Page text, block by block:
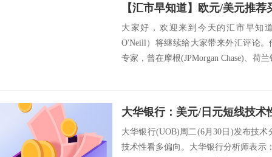
大家好，欢迎来到今天的汇市早知
O'Neill）将继续给大家带来外汇评论
专家，曾在摩根(JPMorgan Chase)、荷
大华银行(UOB)周二(6月30日)发布技
技术性看多偏向。大华银行分析师表示